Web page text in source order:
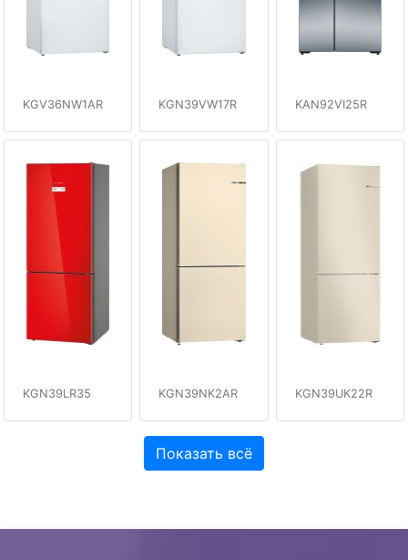
KGV36NW1AR KGN39VW17R KAN92VI25R
KGN39LR35 KGN39NK2AR KGN39UK22R
Показать всё